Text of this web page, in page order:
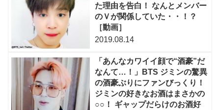
た理由を告白！ なんとメンバー
のＶが関係していた・・！？
［動画］
2019.08.14
「あんなカワイイ顔で“酒豪”だ
なんて…！」BTS ジミンの驚異
の酒豪ぶりにファンびっくり！
ジミンの好きなお酒はまさかの
○○！ ギャップだらけのお酒好